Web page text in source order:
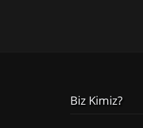
Biz Kimiz?